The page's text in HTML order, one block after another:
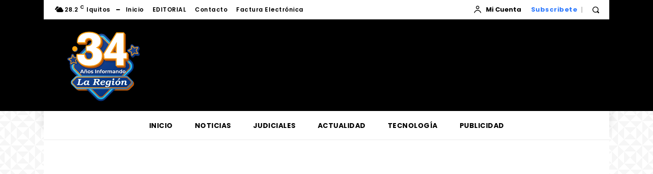
28.2 C Iquitos Inicio EDITORIAL Contacto Factura Electrónica Mi Cuenta Subscribete
INICIO NOTICIAS JUDICIALES ACTUALIDAD TECNOLOGÍA PUBLICIDAD